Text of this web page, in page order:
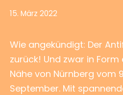
15. März 2022
Wie angekündigt: Der
zurück! Und zwar in
Nähe von Nürnberg vom
September. Mit